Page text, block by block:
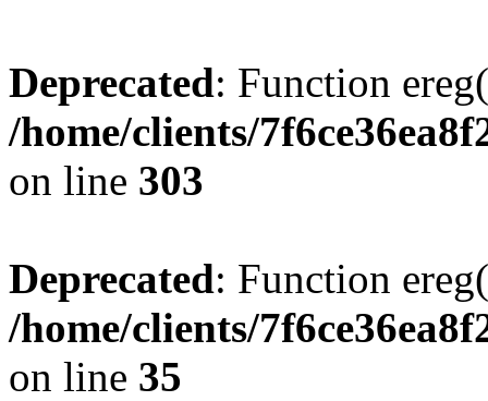
Deprecated: Function
/home/clients/
on line 303
Deprecated: Function
/home/clients/
on line 35